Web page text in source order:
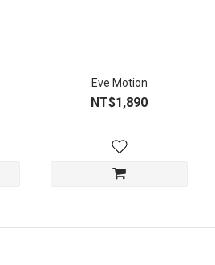
Eve Motion
NT$1,890